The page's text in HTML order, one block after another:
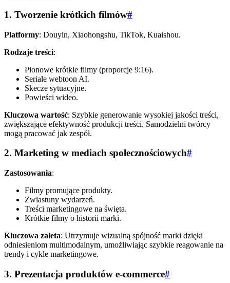
1. Tworzenie krótkich filmów#
Platformy: Douyin, Xiaohongshu, TikTok, Kuaishou.
Rodzaje treści:
Pionowe krótkie filmy (proporcje 9:16).
Seriale webtoon AI.
Skecze sytuacyjne.
Powieści wideo.
Kluczowa wartość: Szybkie generowanie wysokiej jakości treści,
zwiększające efektywność produkcji treści. Samodzielni twórcy
mogą pracować jak zespół.
2. Marketing w mediach społecznościowych#
Zastosowania:
Filmy promujące produkty.
Zwiastuny wydarzeń.
Treści marketingowe na święta.
Krótkie filmy o historii marki.
Kluczowa zaleta: Utrzymuje wizualną spójność marki dzięki
odniesieniom multimodalnym, umożliwiając szybkie reagowanie na
trendy i cykle marketingowe.
3. Prezentacja produktów e-commerce#